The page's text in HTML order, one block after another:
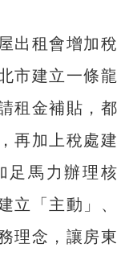
出租會增加稅
市建立一條龍
租金補貼，都
再加上稅處建
足馬力辦理核
「主動」、
理念，讓房東